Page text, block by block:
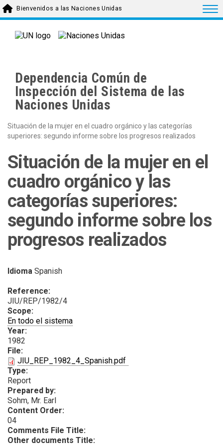
Skip to main content
Bienvenidos a las Naciones Unidas
Dependencia Común de
Inspección del Sistema de las
Naciones Unidas
Situación de la mujer en el cuadro orgánico y las categorías
superiores: segundo informe sobre los progresos realizados
Situación de la mujer en el
cuadro orgánico y las
categorías superiores:
segundo informe sobre los
progresos realizados
Idioma Spanish
Reference:
JIU/REP/1982/4
Scope:
En todo el sistema
Year:
1982
File:
JIU_REP_1982_4_Spanish.pdf
Type:
Report
Prepared by:
Sohm, Mr. Earl
Content Order:
04
Comments File Title:
Other documents Title: